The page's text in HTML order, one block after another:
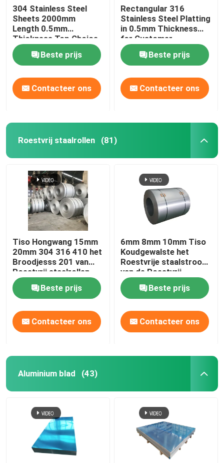
304 Stainless Steel
Sheets 2000mm
Length 0.5mm
Thickness Top Choice
for Industrial
ApplicationsBeste prijs
Contacteer ons
Rectangular 316
Stainless Steel Platting
in 0.5mm Thickness
for Customer
Requirements
Beste prijs
Contacteer ons
Roestvrij staalrollen (81)
Tiso Hongwang 15mm
20mm 304 316 410 het
Broodjesss 201 van
Roestvrij staalrollen
Rol
Beste prijs
Contacteer ons
6mm 8mm 10mm Tiso
Koudgewalste het
Roestvrije staalstrook
van de Roestvrij
staalrol 310S 309s
Beste prijs
Contacteer ons
Aluminium blad (43)